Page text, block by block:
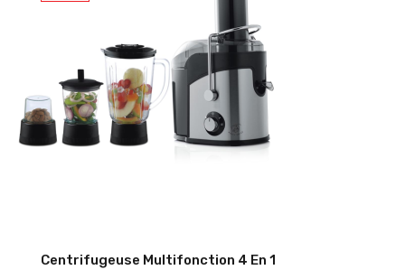
Centrifugeuse Multifonction 4 En 1